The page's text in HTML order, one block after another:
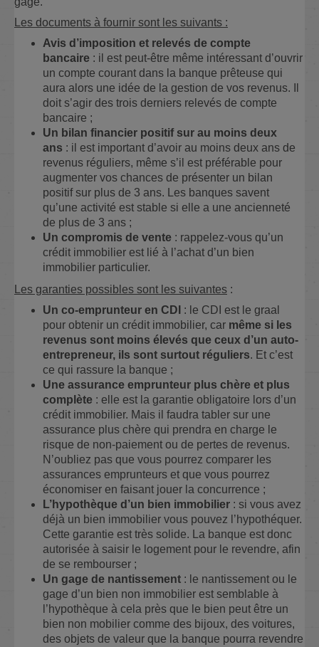
Les documents à fournir sont les suivants :
Avis d’imposition et relevés de compte
bancaire : il est peut-être même intéressant d’ouvrir
un compte courant dans la banque prêteuse qui
aura alors une idée de la gestion de vos revenus. Il
doit s’agir des trois derniers relevés de compte
bancaire ;
Un bilan financier positif sur au moins deux
ans : il est important d’avoir au moins deux ans de
revenus réguliers, même s’il est préférable pour
augmenter vos chances de présenter un bilan
positif sur plus de 3 ans. Les banques savent
qu’une activité est stable si elle a une ancienneté
de plus de 3 ans ;
Un compromis de vente : rappelez-vous qu’un
crédit immobilier est lié à l’achat d’un bien
immobilier particulier.
Les garanties possibles sont les suivantes :
Un co-emprunteur en CDI : le CDI est le graal
pour obtenir un crédit immobilier, car même si les
revenus sont moins élevés que ceux d’un auto-
entrepreneur, ils sont surtout réguliers. Et c’est
ce qui rassure la banque ;
Une assurance emprunteur plus chère et plus
complète : elle est la garantie obligatoire lors d’un
crédit immobilier. Mais il faudra tabler sur une
assurance plus chère qui prendra en charge le
risque de non-paiement ou de pertes de revenus.
N’oubliez pas que vous pourrez comparer les
assurances emprunteurs et que vous pourrez
économiser en faisant jouer la concurrence ;
L’hypothèque d’un bien immobilier : si vous avez
déjà un bien immobilier vous pouvez l’hypothéquer.
Cette garantie est très solide. La banque est donc
autorisée à saisir le logement pour le revendre, afin
de se rembourser ;
Un gage de nantissement : le nantissement ou le
gage d’un bien non immobilier est semblable à
l’hypothèque à cela près que le bien peut être un
bien non mobilier comme des bijoux, des voitures,
des objets de valeur que la banque pourra revendre